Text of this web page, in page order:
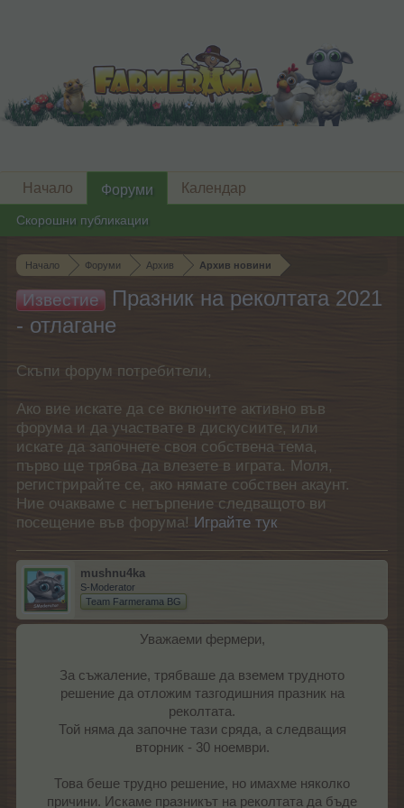
Начало Форуми Архив Архив новини
Известие
Празник на реколтата 2021
- отлагане
Скъпи форум потребители,
Ако вие искате да се включите активно във
форума и да участвате в дискусиите, или
искате да започнете своя собствена тема,
първо ще трябва да влезете в играта. Моля,
регистрирайте се, ако нямате собствен акаунт.
Ние очакваме с нетърпение следващото ви
посещение във форума! Играйте тук
mushnu4ka
S-Moderator
Team Farmerama BG
Уважаеми фермери,
За съжаление, трябваше да вземем трудното
решение да отложим тазгодишния празник на
реколтата.
Той няма да започне тази сряда, а следващия
вторник - 30 ноември.
Това беше трудно решение, но имахме няколко
причини. Искаме празникът на реколтата да бъде
Начало Форуми
Скорошни публикации
Календар